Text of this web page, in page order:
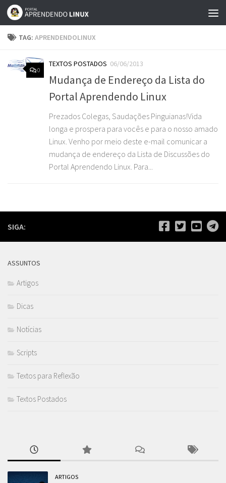
Skip to content
TAG: APRENDENDOLINUX
0
TEXTOS POSTADOS 06/06/2013
Mudança de Endereço da Lista do
Portal Aprendendo Linux
Prezados Colegas, Saudações Pinguianas!Vida
longa e prospera para vocês e para o nosso amado
Linux. Venho por meio deste e-mail comunicar a
mudança de endereço da Lista de Discussões do
Portal Aprendendo Linux. Para...
SIGA:
ASSUNTOS
Artigos
Dicas
Notícias
Scripts
Textos para Reflexão
Textos Postados
ARTIGOS